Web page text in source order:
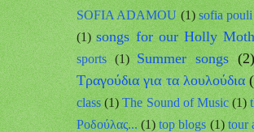
SOFIA ADAMOU (1) sofia pouli
(1) songs for our Holly
sports (1) Summer songs (2)
Tραγούδια για τα λουλούδια
class (1) The Sound of Music (1)
Ροδούλας... (1) top blogs (1) tour